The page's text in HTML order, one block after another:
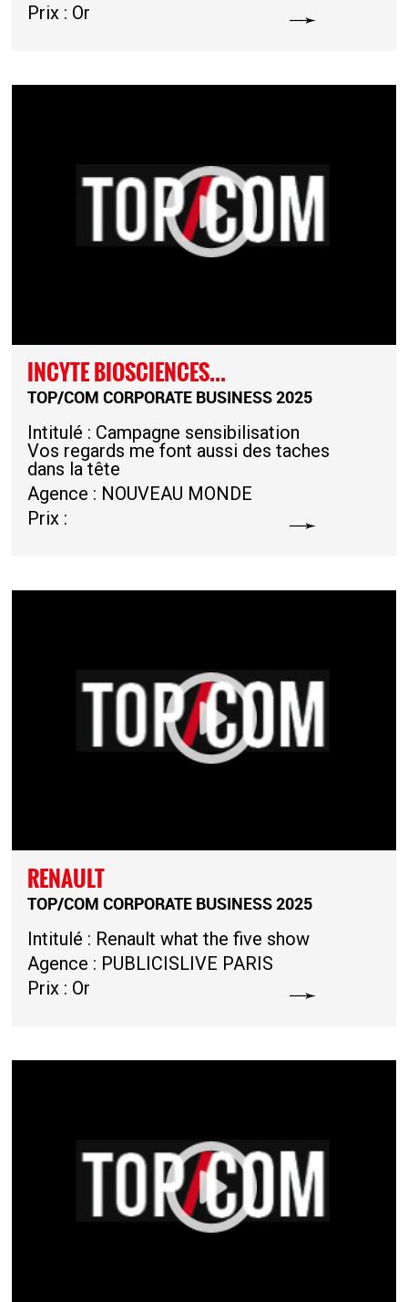
Prix : Or
INCYTE BIOSCIENCES...
TOP/COM CORPORATE BUSINESS 2025
Intitulé : Campagne sensibilisation
Vos regards me font aussi des taches
dans la tête
Agence : NOUVEAU MONDE
Prix :
RENAULT
TOP/COM CORPORATE BUSINESS 2025
Intitulé : Renault what the five show
Agence : PUBLICISLIVE PARIS
Prix : Or